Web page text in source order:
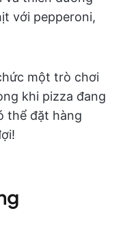
với pepperoni,
một trò chơi
khi pizza đang
thể đặt hàng